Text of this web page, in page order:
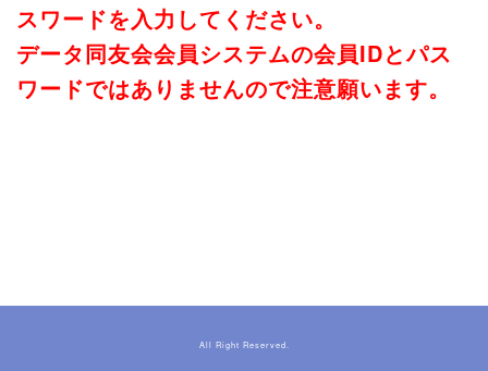
スワードを入力してください。
データ同友会会員システムの会員IDとパス
ワードではありませんので注意願います。
All Right Reserved.